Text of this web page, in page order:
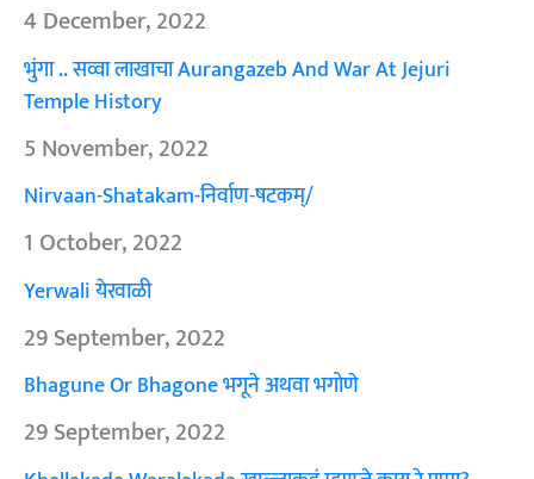
4 December, 2022
भुंगा .. सव्वा लाखाचा Aurangazeb And War At Jejuri
Temple History
5 November, 2022
Nirvaan-Shatakam-निर्वाण-षटकम्/
1 October, 2022
Yerwali येरवाळी
29 September, 2022
Bhagune Or Bhagone भगूने अथवा भगोणे
29 September, 2022